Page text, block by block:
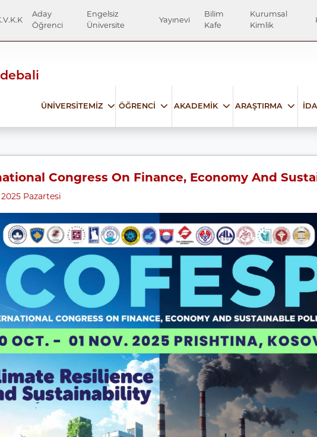
Aday
Öğrenci
Engelsiz
Üniversite
Yayınevi
Bilim
Kafe
Kurumsal
Kimlik
ÜNİVERSİTEMİZ ÖĞRENCİ AKADEMİK ARAŞTIRMA
Congress On Finance, Economy And
Pazartesi